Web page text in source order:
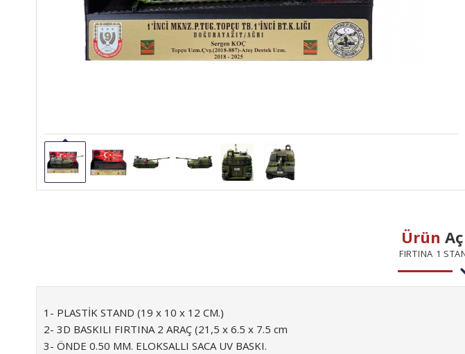
Ürün
FIRTINA 1
1- PLASTİK STAND (19 x 10 x 12 CM.)
2- 3D BASKILI FIRTINA 2 ARAÇ (21,5 x 6.5 x 7.5 cm
3- ÖNDE 0.50 MM. ELOKSALLI SACA UV BASKI.